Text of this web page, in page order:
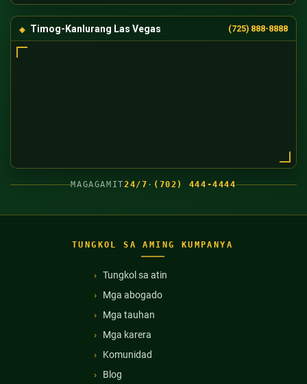
Timog-Kanlurang Las Vegas (725) 888-8888
MAGAGAMIT24/7 · (702) 444-4444
TUNGKOL SA AMING KUMPANYA
Tungkol sa atin
Mga abogado
Mga tauhan
Mga karera
Komunidad
Blog